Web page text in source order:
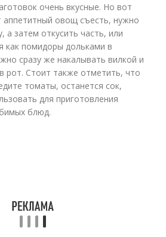
очень вкусные. Но вот
аппетитный овощ съесть, нужно
а затем откусить часть, или
как помидоры дольками в
сразу же накалывать вилкой и
рот. Стоит также отметить, что
томаты, останется сок,
для приготовления
блюд.